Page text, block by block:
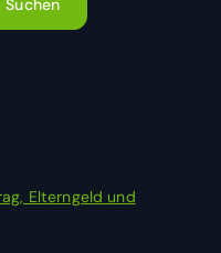
Elterngeld und